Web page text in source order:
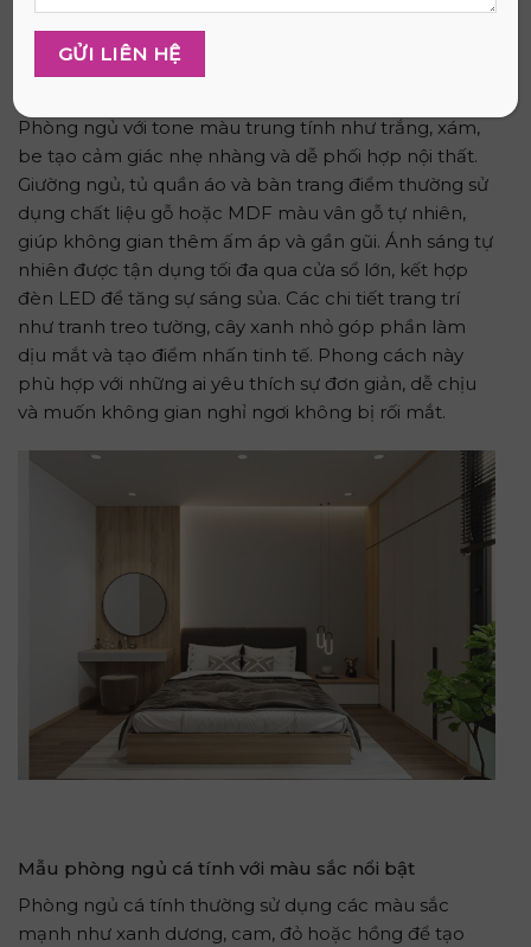
Tham khảo các không gian phòng
ngủ thực tế
Phòng ngủ với tone màu trung tính như trắng, xám,
be tạo cảm giác nhẹ nhàng và dễ phối hợp nội thất.
Giường ngủ, tủ quần áo và bàn trang điểm thường sử
dụng chất liệu gỗ hoặc MDF màu vân gỗ tự nhiên,
giúp không gian thêm ấm áp và gần gũi. Ánh sáng tự
nhiên được tận dụng tối đa qua cửa sổ lớn, kết hợp
đèn LED để tăng sự sáng sủa. Các chi tiết trang trí
như tranh treo tường, cây xanh nhỏ góp phần làm
dịu mắt và tạo điểm nhấn tinh tế. Phong cách này
phù hợp với những ai yêu thích sự đơn giản, dễ chịu
và muốn không gian nghỉ ngơi không bị rối mắt.
Mẫu phòng ngủ cá tính với màu sắc nổi bật
Phòng ngủ cá tính thường sử dụng các màu sắc
mạnh như xanh dương, cam, đỏ hoặc hồng để tạo